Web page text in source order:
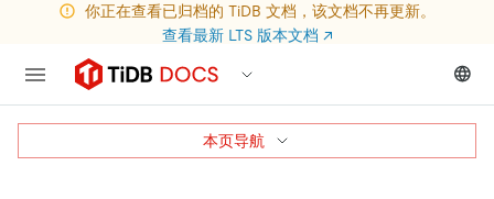
你正在查看已归档的 TiDB 文档，该文档不再更新。
查看最新 LTS 版本文档 ↗
本页导航